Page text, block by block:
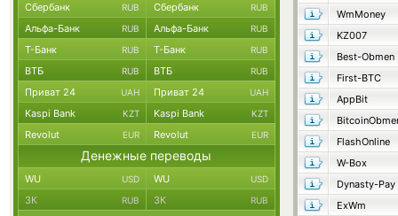
WmMoney
KZ007
Best-Obmen
First-BTC
AppBit
FlashOnline
W-Box
Dynasty-Pay
ExWm
Сбербанк RUB Сбербанк RUB
Альфа-Банк RUB Альфа-Банк RUB
Т-Банк RUB Т-Банк RUB
ВТБ RUB ВТБ RUB
Приват 24 UAH Приват 24 UAH
Kaspi Bank KZT Kaspi Bank KZT
Revolut EUR Revolut EUR
Денежные переводы
WU USD WU USD
ЗК RUB ЗК RUB